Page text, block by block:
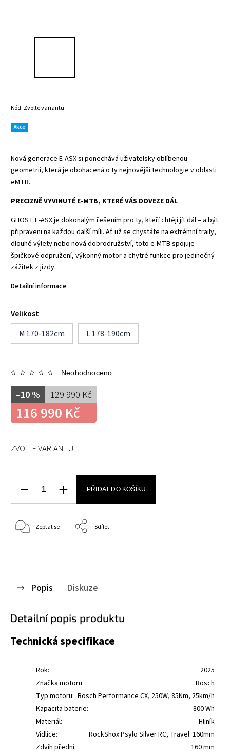
Kód: Zvolte variantu
Akce
Nová generace E-ASX si ponechává uživatelsky oblíbenou
geometrii, která je obohacená o ty nejnovější technologie v oblasti
eMTB.
PRECIZNĚ VYVINUTÉ E-MTB, KTERÉ VÁS DOVEZE DÁL
GHOST E-ASX je dokonalým řešením pro ty, kteří chtějí jít dál – a být
připraveni na každou další míli. Ať už se chystáte na extrémní traily,
dlouhé výlety nebo nová dobrodružství, toto e-MTB spojuje
špičkové odpružení, výkonný motor a chytré funkce pro jedinečný
zážitek z jízdy.
Detailní informace
Velikost
M 170-182cm
L 178-190cm
Neohodnoceno
129 990 Kč
–10 %
116 990 Kč
ZVOLTE VARIANTU
PŘIDAT DO KOŠÍKU
Zeptat se Sdílet
Popis Diskuze
Detailní popis produktu
Technická specifikace
Rok:
2025
Značka motoru:
Bosch
Typ motoru: Bosch Performance CX, 250W, 85Nm, 25km/h
Kapacita baterie:
800 Wh
Materiál:
Hliník
Vidlice:
RockShox Psylo Silver RC, Travel: 160mm
Zdvih přední:
160 mm